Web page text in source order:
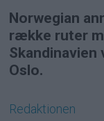
Norwegian
række ruter
Oslo.
Redaktionen